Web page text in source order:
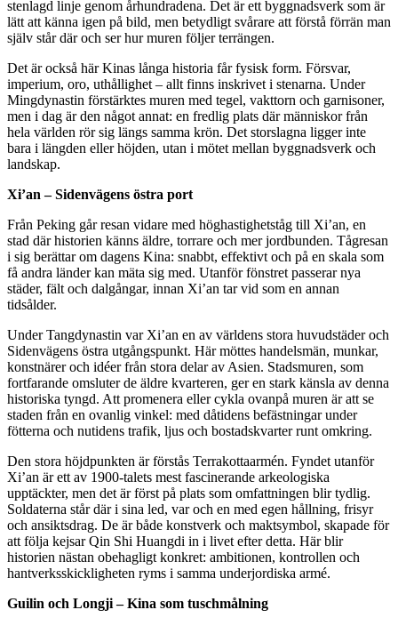
stenlagd linje genom århundradena. Det är ett byggnadsverk som är
lätt att känna igen på bild, men betydligt svårare att förstå förrän man
själv står där och ser hur muren följer terrängen.
Det är också här Kinas långa historia får fysisk form. Försvar,
imperium, oro, uthållighet – allt finns inskrivet i stenarna. Under
Mingdynastin förstärktes muren med tegel, vakttorn och garnisoner,
men i dag är den något annat: en fredlig plats där människor från
hela världen rör sig längs samma krön. Det storslagna ligger inte
bara i längden eller höjden, utan i mötet mellan byggnadsverk och
landskap.
Xi’an – Sidenvägens östra port
Från Peking går resan vidare med höghastighetståg till Xi’an, en
stad där historien känns äldre, torrare och mer jordbunden. Tågresan
i sig berättar om dagens Kina: snabbt, effektivt och på en skala som
få andra länder kan mäta sig med. Utanför fönstret passerar nya
städer, fält och dalgångar, innan Xi’an tar vid som en annan
tidsålder.
Under Tangdynastin var Xi’an en av världens stora huvudstäder och
Sidenvägens östra utgångspunkt. Här möttes handelsmän, munkar,
konstnärer och idéer från stora delar av Asien. Stadsmuren, som
fortfarande omsluter de äldre kvarteren, ger en stark känsla av denna
historiska tyngd. Att promenera eller cykla ovanpå muren är att se
staden från en ovanlig vinkel: med dåtidens befästningar under
fötterna och nutidens trafik, ljus och bostadskvarter runt omkring.
Den stora höjdpunkten är förstås Terrakottaarmén. Fyndet utanför
Xi’an är ett av 1900-talets mest fascinerande arkeologiska
upptäckter, men det är först på plats som omfattningen blir tydlig.
Soldaterna står där i sina led, var och en med egen hållning, frisyr
och ansiktsdrag. De är både konstverk och maktsymbol, skapade för
att följa kejsar Qin Shi Huangdi in i livet efter detta. Här blir
historien nästan obehagligt konkret: ambitionen, kontrollen och
hantverksskickligheten ryms i samma underjordiska armé.
Guilin och Longji – Kina som tuschmålning